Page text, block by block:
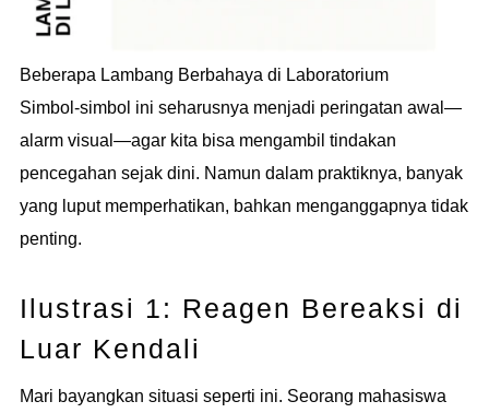
Beberapa Lambang Berbahaya di Laboratorium
Simbol-simbol ini seharusnya menjadi peringatan awal—
alarm visual—agar kita bisa mengambil tindakan
pencegahan sejak dini. Namun dalam praktiknya, banyak
yang luput memperhatikan, bahkan menganggapnya tidak
penting.
Ilustrasi 1: Reagen Bereaksi di
Luar Kendali
Mari bayangkan situasi seperti ini. Seorang mahasiswa